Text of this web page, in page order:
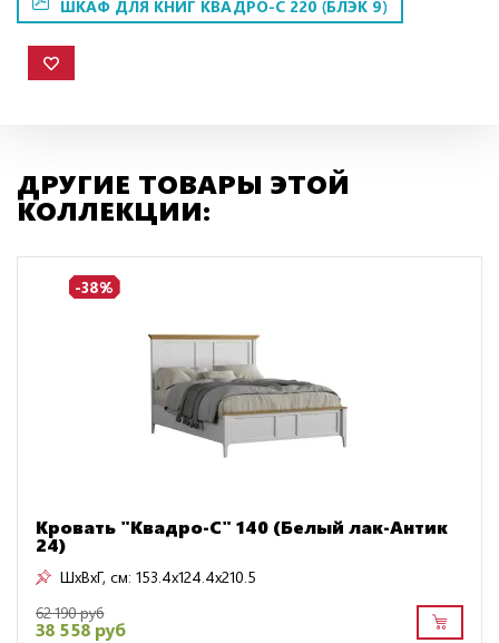
ШКАФ ДЛЯ КНИГ КВАДРО-С 220 (БЛЭК 9)
ДРУГИЕ ТОВАРЫ ЭТОЙ
КОЛЛЕКЦИИ:
-38%
Кровать "Квадро-С" 140 (Белый лак-Антик
24)
ШxВxГ, см: 153.4x124.4x210.5
62 190 руб
38 558 руб